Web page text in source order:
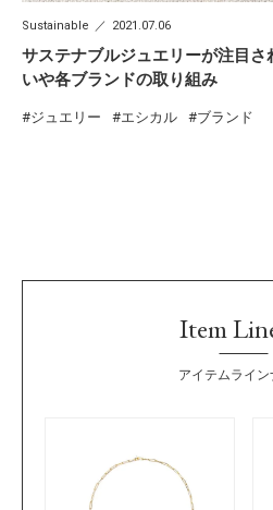
Sustainable 2021.07.06
サステナブルジュエリーが注目
いや各ブランドの取り組み
ジュエリー エシカル ブランド
Item
アイテムライン